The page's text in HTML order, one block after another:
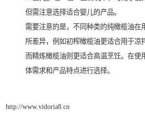
但需注意选择适合婴儿的产品。
需要注意的是，不同种类的纯橄榄油在
所差异，例如初榨橄榄油更适合用于凉
而精炼橄榄油则更适合高温烹饪。在使
体需求和产品特点进行选择。
http://www.vidoria8.cn